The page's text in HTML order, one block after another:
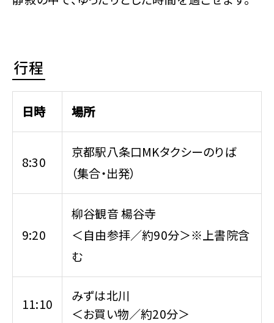
行程
日時 場所
8:30
京都駅八条口MKタクシーのりば
（集合・出発）
9:20
柳谷観音 楊谷寺
＜自由参拝／約90分＞※上書院含
む
11:10
みずは北川
＜お買い物／約20分＞